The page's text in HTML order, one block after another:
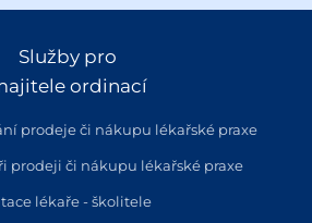
Služby pro
ordinací
prodeje či nákupu lékařské praxe
prodeji či nákupu lékařské praxe
lékaře - školitele